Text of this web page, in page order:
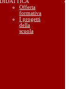
Offerta
formativa
I progetti
della
scuola